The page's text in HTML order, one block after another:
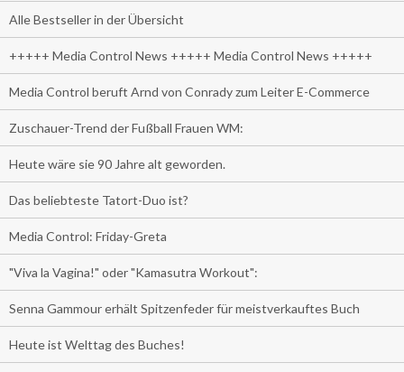
Alle Bestseller in der Übersicht
+++++ Media Control News +++++ Media Control News +++++
Media Control beruft Arnd von Conrady zum Leiter E-Commerce
Zuschauer-Trend der Fußball Frauen WM:
Heute wäre sie 90 Jahre alt geworden.
Das beliebteste Tatort-Duo ist?
Media Control: Friday-Greta
"Viva la Vagina!" oder "Kamasutra Workout":
Senna Gammour erhält Spitzenfeder für meistverkauftes Buch
Heute ist Welttag des Buches!